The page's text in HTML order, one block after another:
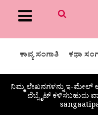
Menu
ಕಾವ್ಯ ಸಂಗಾತಿ ಕಥಾ
ನಿಮ್ಮ ಲೇಖನಗಳನ್ನು ಇ-ಮೇಲ್
ವೆಬ್ಸೈಟ್ ಕಳಿಸಬಹುದು